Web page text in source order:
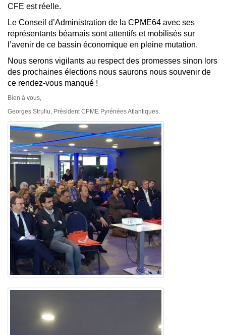
CFE est réelle.
Le Conseil d’Administration de la CPME64 avec ses
représentants béarnais sont attentifs et mobilisés sur
l’avenir de ce bassin économique en pleine mutation.
Nous serons vigilants au respect des promesses sinon lors
des prochaines élections nous saurons nous souvenir de
ce rendez-vous manqué !
Bien à vous,
Georges Strullu, Président CPME Pyrénées Atlantiques.